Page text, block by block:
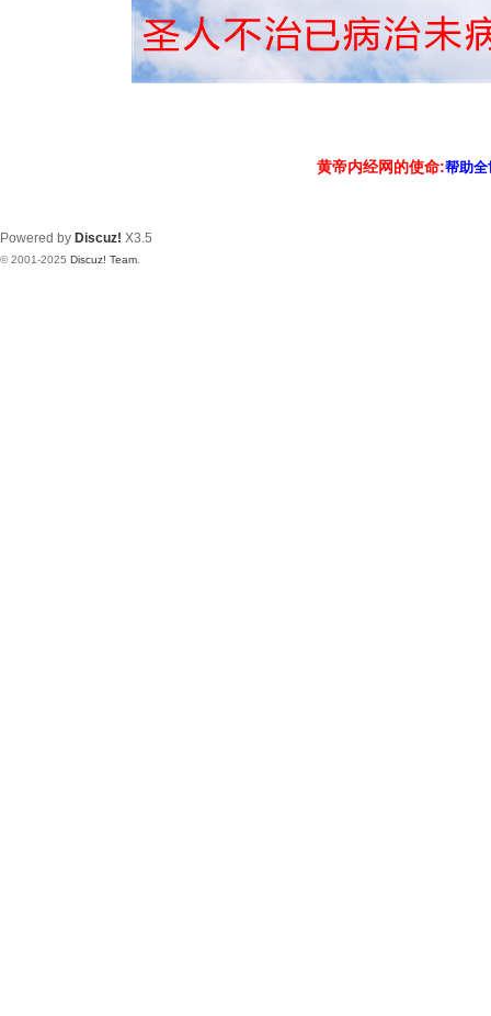
黄帝内经网的使命:帮助
Powered by Discuz! X3.5
© 2001-2025 Discuz! Team